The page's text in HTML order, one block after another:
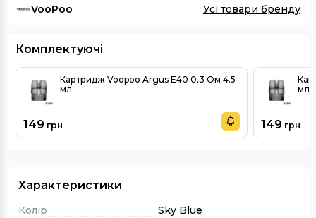
VooPoo Усі товари бренду
Комплектуючі
Картридж Voopoo Argus E40 0.3 Ом 4.5
мл
149 грн
мл
149 грн
Характеристики
Колір
Sky Blue